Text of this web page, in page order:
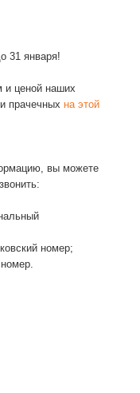
31 января!
и ценой наших
прачечных на этой
вы можете
номер;